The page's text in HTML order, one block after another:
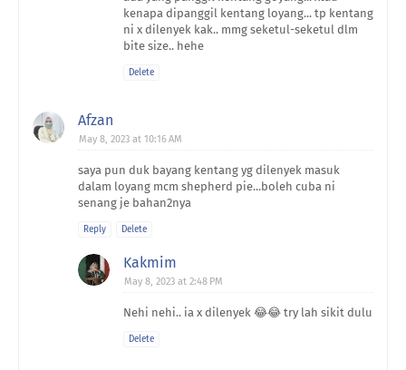
kenapa dipanggil kentang loyang... tp kentang
ni x dilenyek kak.. mmg seketul-seketul dlm
bite size.. hehe
Delete
Afzan
May 8, 2023 at 10:16 AM
saya pun duk bayang kentang yg dilenyek masuk
dalam loyang mcm shepherd pie...boleh cuba ni
senang je bahan2nya
Reply Delete
Kakmim
May 8, 2023 at 2:48 PM
Nehi nehi.. ia x dilenyek 😂😂 try lah sikit dulu
Delete